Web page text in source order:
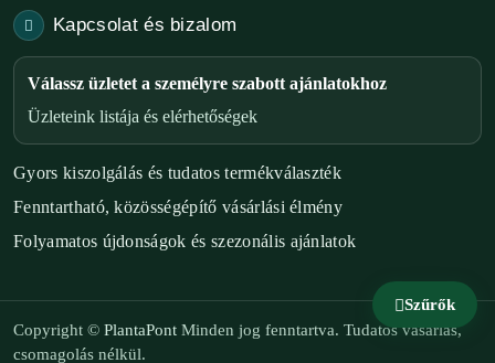
Szűrők
Kapcsolat és bizalom
Válassz üzletet a személyre szabott ajánlatokhoz
Üzleteink listája és elérhetőségek
Gyors kiszolgálás és tudatos termékválaszték
Fenntartható, közösségépítő vásárlási élmény
Folyamatos újdonságok és szezonális ajánlatok
Copyright © PlantaPont Minden jog fenntartva. Tudatos vásárlás,
csomagolás nélkül.